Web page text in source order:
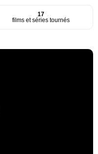
17
films et séries tournés